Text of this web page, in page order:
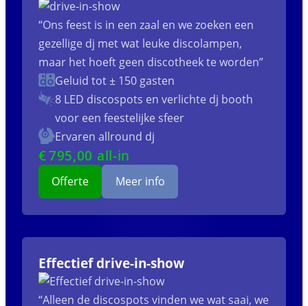
“Ons feest is in een zaal en we zoeken een
gezellige dj met wat leuke discolampen,
maar het hoeft geen discotheek te worden”
Geluid tot ± 150 gasten
8 LED discospots en verlichte dj booth
voor een feestelijke sfeer
Ervaren allround dj
€795,00 all-in
Offerte Meer info
Effectief drive-in-show
“Alleen de discospots vinden we wat saai, we